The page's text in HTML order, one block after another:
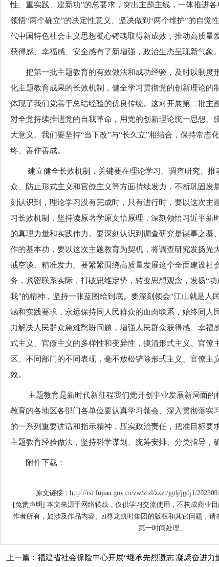
性、重实践、建新功”的总要求，突出主题主线，一体推进
领悟“两个确立”的决定性意义、坚决做到“两个维护”的自觉
代中国特色社会主义思想凝心铸魂取得新成效，推动高质量
获得感、幸福感、安全感有了新增强，政治生态呈现新气象
把第一批主题教育的有效做法和成功经验，及时以制度
化主题教育成果的长效机制，健全学习贯彻党的创新理论的
体现了我们党善于总结经验的优良传统。这对开展第二批主
对全党持续推进党的自我革命，用党的创新理论统一思想、
大意义。我们要坚持“当下改”与“长久立”相结合，保持常态
终、善作善成。
建立健全长效机制，关键要在理论学习、调查研究、推
众、防止形式主义和官僚主义等方面持续发力，不断巩固发
刻认识到，理论学习没有完成时，只有进行时，要以这次主
习长效机制，坚持读原著学原文悟原理，深刻领悟习近平新
的真理力量和实践伟力。要深刻认识到调查研究是谋事之基
作的基本功，要以这次主题教育为契机，将调查研究发扬光
戒空谈、精准发力。要紧紧围绕高质量发展这个全面建设社
务，紧密联系实际，打破思维定势，转变思想观念，发扬“
我”的精神，坚持一张蓝图绘到底。要深刻领会“江山就是人
涵和实践要求，永远保持同人民群众的血肉联系，始终同人
力解决人民群众急难愁盼问题，增强人民群众获得感、幸福
式主义、官僚主义的多样性和变异性，摸清形式主义、官僚
区、不同部门的不同表现，毫不放松铲除形式主义、官僚主
效。
主题教育是新时代新征程我们党开创事业发展新局面的
教育的各地区各部门各单位要认真学习领会、深入贯彻落实
的一系列重要讲话和指示精神，压实政治责任，把准目标要
主题教育经验做法，坚持科学谋划、统筹安排、分类指导，
附件下载：
原文链接：http://rst.fujian.gov.cn/zw/ztzl/zxzt/jgdj/jgdj1/
[免责声明] 本文来源于网络转载，仅供学习交流使用，不构成商业
作者所有，如涉及作品内容、zl尊龙凯时集团的版权和其它问题，请
第一时间处理。
上一篇：福建省社会保险中心开展“继承先烈遗志 凝聚奋进力